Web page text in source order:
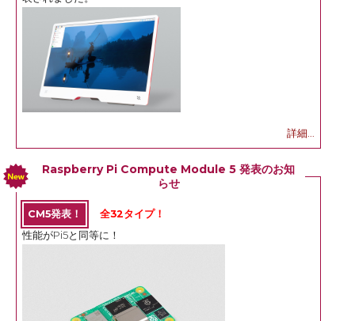
詳細...
Raspberry Pi Compute Module 5 発表のお知
らせ
CM5発表！
全32タイプ！
性能がPi5と同等に！